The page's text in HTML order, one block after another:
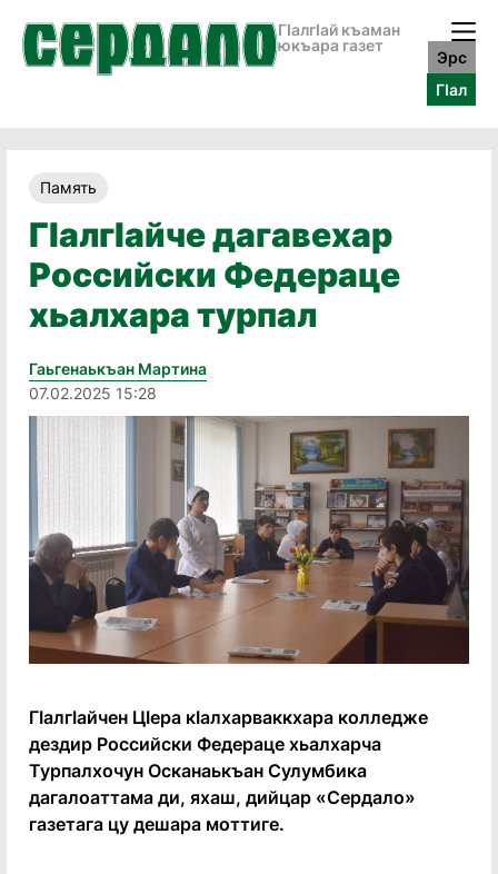
ГӀалгӀай къаман
юкъара газет
Эрс
ГӀал
Память
ГӏалгӀайче дагавехар
Российски Федераце
хьалхара турпал
Гаьгенаькъан Мартина
07.02.2025 15:28
ГӏалгӀайчен Цӏера кӀалхарваккхара колледже
дездир Российски Федераце хьалхарча
Турпалхочун Осканаькъан Сулумбика
дагалоаттама ди, яхаш, дийцар «Сердало»
газетага цу дешара моттиге.